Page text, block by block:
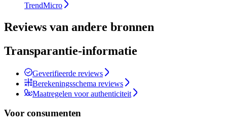
TrendMicro
Reviews van andere bronnen
Transparantie-informatie
Geverifieerde reviews
Berekeningsschema reviews
Maatregelen voor authenticiteit
Voor consumenten